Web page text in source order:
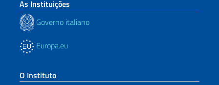
As Instituições
Governo italiano
Europa.eu
O Instituto